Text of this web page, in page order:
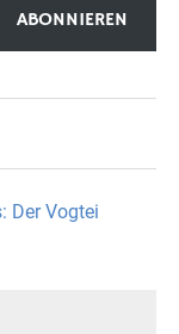
ABONNIEREN
Der Vogtei